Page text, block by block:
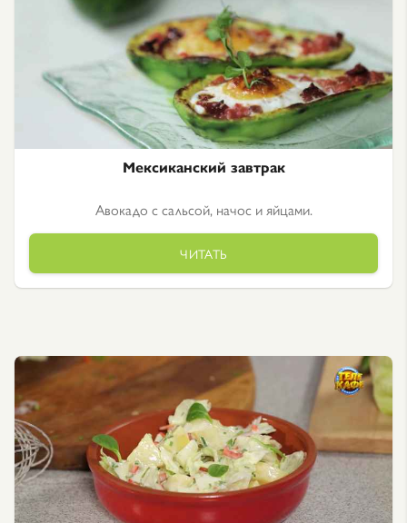
Мексиканский завтрак
Авокадо с сальсой, начос и яйцами.
ЧИТАТЬ